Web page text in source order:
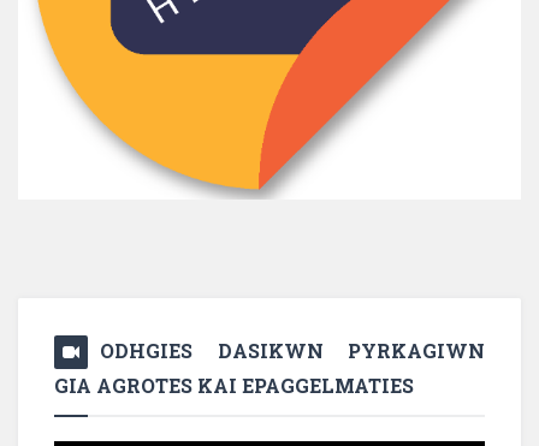
ODHGIES DASIKWN PYRKAGIWN
GIA AGROTES KAI EPAGGELMATIES